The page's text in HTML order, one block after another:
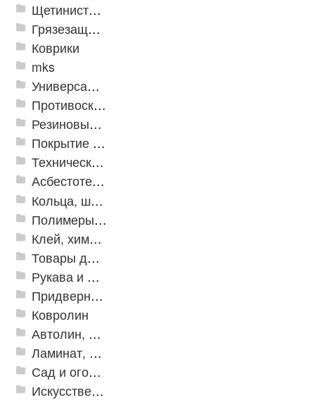
Щетинистые покрытия
Грязезащитные, влаговпитывающие покрытия
Коврики
mks
Универсальные модульные покрытия
Противоскользящая защита для лестниц, профили, ленты
Резиновые и ПВХ дорожки
Покрытие из резиновой крошки
Техническая резина
Асбестотехнические и теплоизоляционные материалы
Кольца, шайбы, манжеты
Полимеры и пластики
Клей, химия, сопутствующие товары
Товары для дома
Рукава и шланги промышленные
Придверные решетки
Ковролин
Автолин, Транслин, Линолеум
Ламинат, Кварцвиниловая плитка SPC
Сад и огород
Искусственная трава